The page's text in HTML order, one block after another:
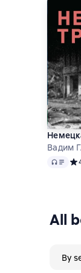
Вадим
Audio
All
By